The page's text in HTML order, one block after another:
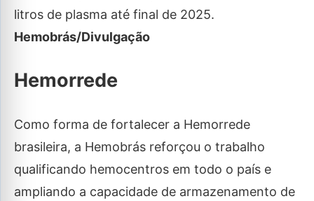
litros de plasma até final de 2025.
Hemobrás/Divulgação
Hemorrede
Como forma de fortalecer a Hemorrede
brasileira, a Hemobrás reforçou o trabalho
qualificando hemocentros em todo o país e
ampliando a capacidade de armazenamento de